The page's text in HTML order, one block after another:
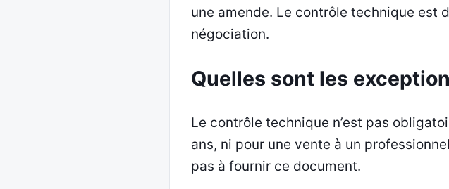
une amende. Le contrôle technique est
négociation.
Quelles sont les
Le contrôle technique n’est pas
ans, ni pour une vente à un
pas à fournir ce document.